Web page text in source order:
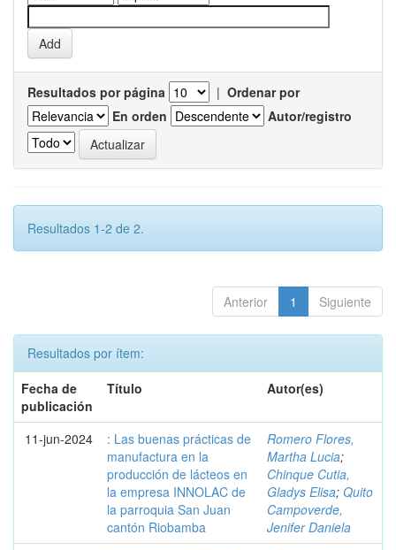
Resultados por página | Ordenar por
En orden
Autor/registro
Resultados 1-2 de 2.
Anterior 1 Siguiente
Resultados por ítem:
Fecha de
publicación
Título Autor(es)
11-jun-2024
: Las buenas prácticas de
manufactura en la
producción de lácteos en
la empresa INNOLAC de
la parroquia San Juan
cantón Riobamba
Romero Flores,
Martha Lucia;
Chinque Cutia,
Gladys Elisa; Quito
Campoverde,
Jenifer Daniela